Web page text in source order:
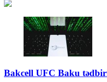
Bakcell UFC Baku